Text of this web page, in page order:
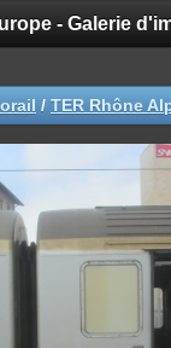
- Galerie
/ TER Rhône